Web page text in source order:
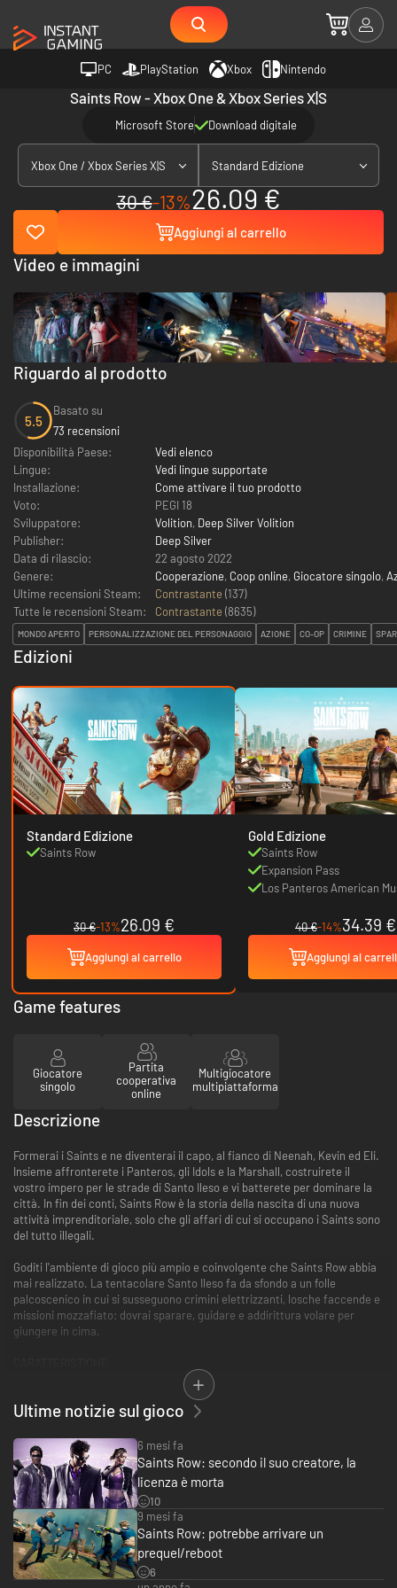
PC PlayStation Xbox Nintendo
Saints Row - Xbox One & Xbox Series X|S
Microsoft Store Download digitale
Xbox One / Xbox Series X|S Standard Edizione
30 €-13%26.09 €
Aggiungi al carrello
Riguardo al prodotto
5.5
Basato su
73 recensioni
Disponibilità Paese:
Vedi elenco
Lingue:
Vedi lingue supportate
Installazione:
Come attivare il tuo prodotto
Voto:
PEGI 18
Sviluppatore:
Volition, Deep Silver Volition
Publisher:
Deep Silver
Data di rilascio:
22 agosto 2022
Genere:
Cooperazione, Coop online, Giocatore singolo,
Ultime recensioni Steam:
Contrastante (137)
Tutte le recensioni Steam:
Contrastante (8635)
MONDO APERTO PERSONALIZZAZIONE DEL PERSONAGGIO AZIONE CO-OP CRIMINE
Edizioni
Standard Edizione
Saints Row
30 €-13%26.09 €
Aggiungi al carrello
Gold Edizione
Saints Row
Expansion Pass
Los Panteros American
40 €-14%34.39 €
Aggiungi al
Video e immagini
Game features
Giocatore
singolo
Partita
cooperativa
online
Multigiocatore
multipiattaforma
Descrizione
Formerai i Saints e ne diventerai il capo, al fianco di Neenah, Kevin ed Eli.
Insieme affronterete i Panteros, gli Idols e la Marshall, costruirete il
vostro impero per le strade di Santo Ileso e vi batterete per dominare la
città. In fin dei conti, Saints Row è la storia della nascita di una nuova
attività imprenditoriale, solo che gli affari di cui si occupano i Saints sono
del tutto illegali.
Goditi l'ambiente di gioco più ampio e coinvolgente che Saints Row abbia
mai realizzato. La tentacolare Santo Ileso fa da sfondo a un folle
palcoscenico in cui si susseguono crimini elettrizzanti, losche faccende e
missioni mozzafiato: dovrai sparare, guidare e addirittura volare per
giungere in cima.
● Assisti alla nascita dei Saints: fatti strada in questa spettacolare storia
di azione originale, colma di criminalità, di scenari straordinari e sorprese
divertenti.
l'ambientazione più vasta di tutta la serie Saints Row, con i suoi nove
strabilianti distretti circondati dalla maestosa bellezza del deserto sud-
occidentale.
● Edifica il tuo impero criminale: impossessati della città mattone dopo
mattone, dichiara guerra alle fazioni nemiche e stringi la presa sui
quartieri cittadini grazie alle più rischiose, ma geniali imprese.
● Spara. Spara TANTISSIMO: estrai le pistole, fai fuoco con un lanciarazzi
oppure buttati in scontri ravvicinati all'insegna della brutalità. Hai a
disposizione un'ampia gamma di armi comuni o insolite, tutte
Ultime notizie sul gioco
6 mesi fa
Saints Row: secondo il suo creatore, la
licenza è morta
10
9 mesi fa
Saints Row: potrebbe arrivare un
prequel/reboot
6